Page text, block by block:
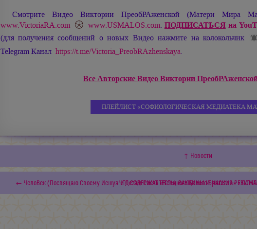
Смотрите Видео Виктории ПреобРАженской (Матери Мира
www.VictoriaRA.com
www.USMALOS.com. ПОДПИСАТЬСЯна
(для получения сообщений о новых Видео нажмите на колокольчик
Telegram Канал https://t.me/Victoria_PreobRAzhenskaya.
Все Авторские Видео Виктории ПреобРАженской
ПЛЕЙЛИСТ «СОФИОЛОГИЧЕСКАЯ МЕДИАТЕКА
↑ Новости
← ЧелоВек (Посвящаю Своему Иешуа и Детям Света «Великого Белого Братства»
ЧТО СОДЕРЖАТ ТЕСТЫ, ВАКЦИНЫ И МАСКИ?